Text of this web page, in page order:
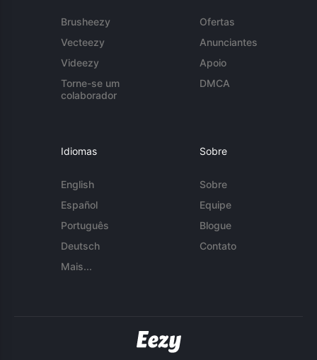
Brusheezy
Vecteezy
Videezy
Torne-se um
colaborador
Ofertas
Anunciantes
Apoio
DMCA
Idiomas
English
Español
Português
Deutsch
Mais...
Sobre
Sobre
Equipe
Blogue
Contato